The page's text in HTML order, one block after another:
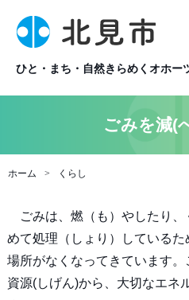
ひと・まち・自然きらめくオホー
ごみを減(
ホーム くらし
ごみは、燃（も）やしたり、
めて処理（しょり）している
場所がなくなってきています
資源(しげん)から、大切なエネ